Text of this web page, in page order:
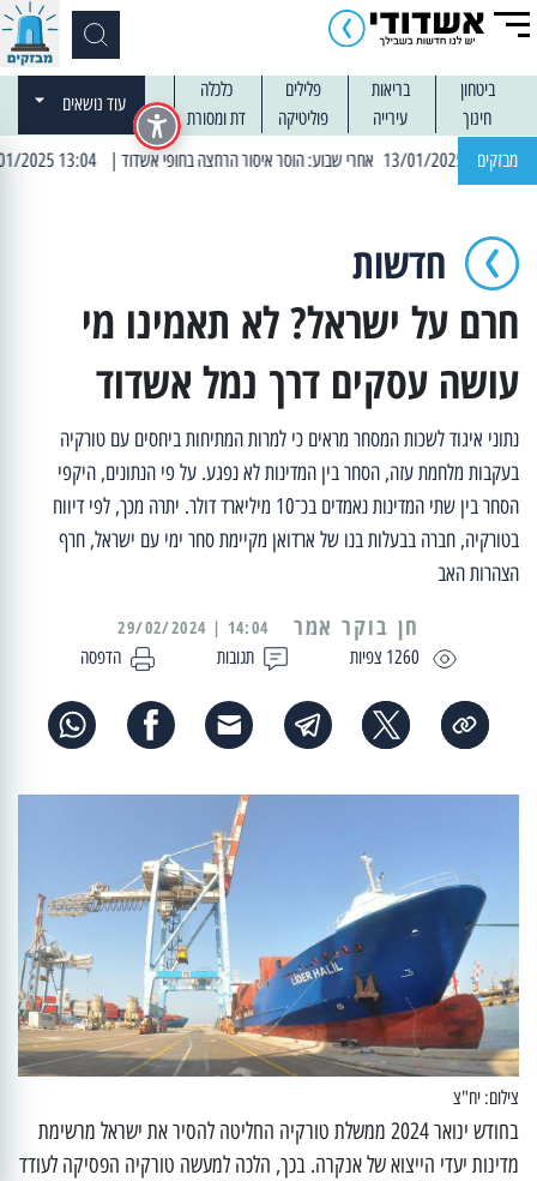
ביטחון בריאות פלילים
כלכלה
חינוך
עירייה פוליטיקה דת ומסורת
עוד נושאים
מבזקים | 13:04 14/01/2025 עובדים בלילות: עבודות קרצוף וריבוד אספלט
חדשות
חרם על ישראל? לא תאמינו מי
עושה עסקים דרך נמל אשדוד
נתוני איגוד לשכות המסחר מראים כי למרות המתיחות ביחסים עם טורקיה
בעקבות מלחמת עזה, הסחר בין המדינות לא נפגע. על פי הנתונים, היקפי
הסחר בין שתי המדינות נאמדים בכ־10 מיליארד דולר. יתרה מכך, לפי דיווח
בטורקיה, חברה בבעלות בנו של ארדואן מקיימת סחר ימי עם ישראל, חרף
הצהרות האב
1260 צפיות תגובות הדפסה
14:04 | 29/02/2024
צילום: יח"צ
בחודש ינואר 2024 ממשלת טורקיה החליטה להסיר את ישראל מרשימת
מדינות יעדי הייצוא של אנקרה. בכך, הלכה למעשה טורקיה הפסיקה לעודד